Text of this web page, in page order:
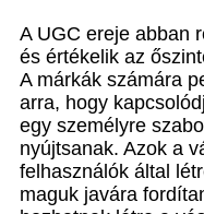
A UGC ereje abban
és értékelik az
A márkák számára
arra, hogy
egy személyre
nyújtsanak. Azok a
felhasználók által
maguk javára